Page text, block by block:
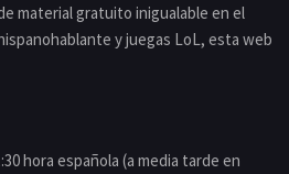
material gratuito inigualable en el
y juegas LoL, esta web
hora española (a media tarde en